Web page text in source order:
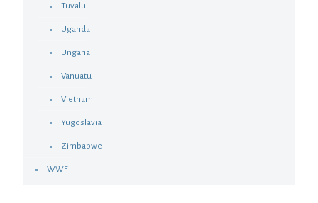
Tuvalu
Uganda
Ungaria
Vanuatu
Vietnam
Yugoslavia
Zimbabwe
WWF